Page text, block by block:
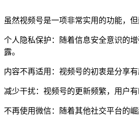
虽然视频号是一项非常实用的功能，
个人隐私保护：随着信息安全意识的
露。
内容不再适用：视频号的初衷是分享
减少干扰：视频号的更新频繁，用户
不再使用微信：随着其他社交平台的